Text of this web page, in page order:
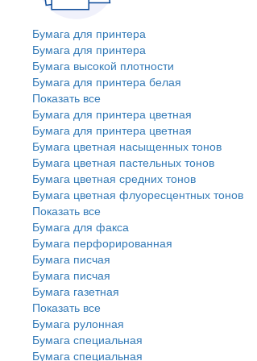
Бумага для принтера
Бумага для принтера
Бумага высокой плотности
Бумага для принтера белая
Показать все
Бумага для принтера цветная
Бумага для принтера цветная
Бумага цветная насыщенных тонов
Бумага цветная пастельных тонов
Бумага цветная средних тонов
Бумага цветная флуоресцентных тонов
Показать все
Бумага для факса
Бумага перфорированная
Бумага писчая
Бумага писчая
Бумага газетная
Показать все
Бумага рулонная
Бумага специальная
Бумага специальная